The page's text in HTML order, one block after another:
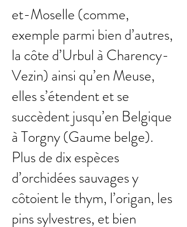
et-Moselle (comme,
exemple parmi bien d’autres,
la côte d’Urbul à Charency-
Vezin) ainsi qu’en Meuse,
elles s’étendent et se
succèdent jusqu’en Belgique
à Torgny (Gaume belge).
Plus de dix espèces
d’orchidées sauvages y
côtoient le thym, l’origan, les
pins sylvestres, et bien